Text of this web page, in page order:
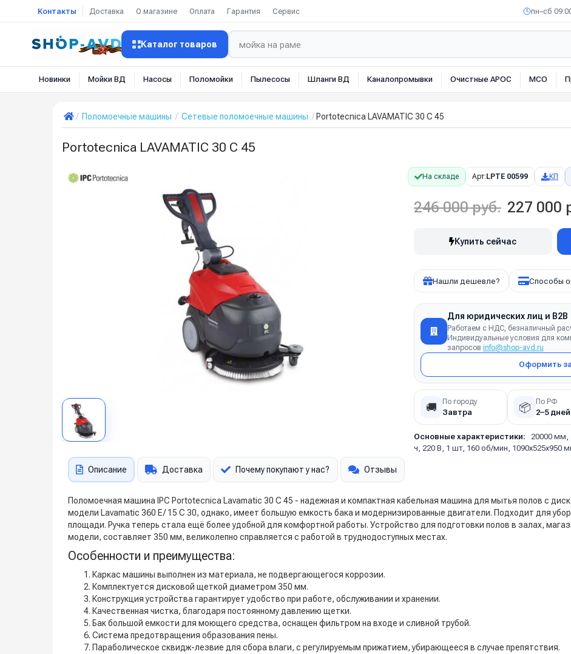
Контакты Доставка О магазине Оплата Гарантия Сервис пн–сб
Каталог товаров
Новинки Мойки ВД Насосы Поломойки Пылесосы Шланги ВД Каналопромывки Очистные АРОС МСО
Поломоечные машины Сетевые поломоечные машины Portotecnica LAVAMATIC 30 C 45
Portotecnica LAVAMATIC 30 C 45
На складе Арт: LPTЕ 00599 КП
246 000 руб. 227 000
Купить сейчас
Нашли дешевле? Способы
Для юридических лиц и B2B
Работаем с НДС, безналичный
Индивидуальные условия для
запросов info@shop-avd.ru
Оформить
🚚 По городу
Завтра 📦 По РФ
2–5 дней
Основные характеристики:
20000 мм,
ч, 220 В, 1 шт, 160 об/мин, 1090x525x950
Описание Доставка Почему покупают у нас? Отзывы
Поломоечная машина IPC Portotecnica Lavamatic 30 C 45 - надежная и компактная кабельная машина для мытья полов с
модели Lavamatic 360 E/ 15 C 30, однако, имеет большую емкость бака и модернизированные двигатели. Подходит для
площади. Ручка теперь стала ещё более удобной для комфортной работы. Устройство для подготовки полов в залах,
модели, составляет 350 мм, великолепно справляется с работой в труднодоступных местах.
Особенности и преимущества:
Каркас машины выполнен из материала, не подвергающегося коррозии.
Комплектуется дисковой щеткой диаметром 350 мм.
Конструкция устройства гарантирует удобство при работе, обслуживании и хранении.
Качественная чистка, благодаря постоянному давлению щетки.
Бак большой емкости для моющего средства, оснащен фильтром на входе и сливной трубой.
Система предотвращения образования пены.
Параболическое сквидж-лезвие для сбора влаги, с регулируемым прижатием, убирающееся в случае препятствия.